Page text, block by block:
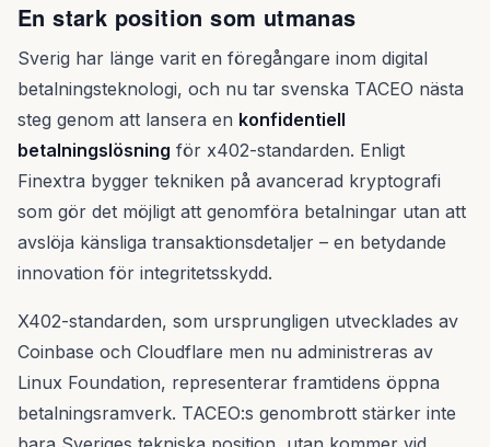
En stark position som utmanas
Sverig har länge varit en föregångare inom digital
betalningsteknologi, och nu tar svenska TACEO nästa
steg genom att lansera en konfidentiell
betalningslösning för x402-standarden. Enligt
Finextra bygger tekniken på avancerad kryptografi
som gör det möjligt att genomföra betalningar utan att
avslöja känsliga transaktionsdetaljer – en betydande
innovation för integritetsskydd.
X402-standarden, som ursprungligen utvecklades av
Coinbase och Cloudflare men nu administreras av
Linux Foundation, representerar framtidens öppna
betalningsramverk. TACEO:s genombrott stärker inte